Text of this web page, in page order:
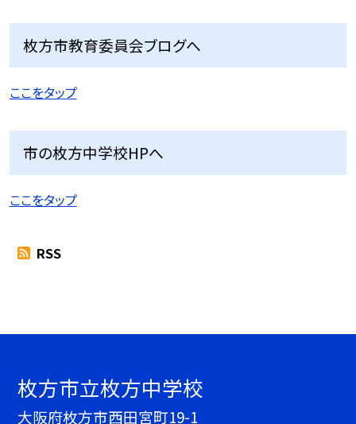
枚方市教育委員会ブログへ
ここをタップ
市の枚方中学校HPへ
ここをタップ
RSS
枚方市立枚方中学校
大阪府枚方市西田宮町19-1